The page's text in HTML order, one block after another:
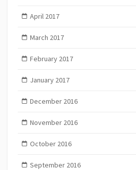
April 2017
March 2017
February 2017
January 2017
December 2016
November 2016
October 2016
September 2016